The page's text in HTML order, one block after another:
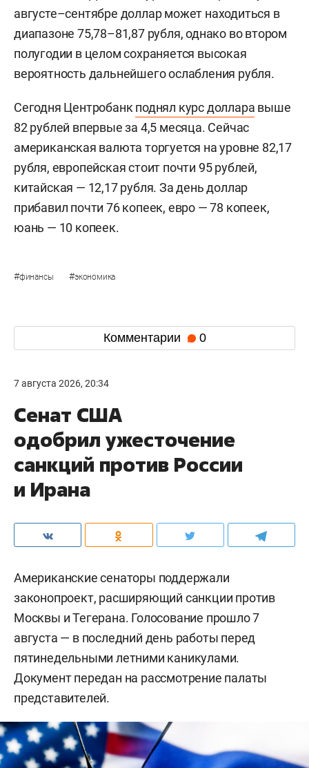
августе–сентябре доллар может находиться в
диапазоне 75,78–81,87 рубля, однако во втором
полугодии в целом сохраняется высокая
вероятность дальнейшего ослабления рубля.
Сегодня Центробанк поднял курс доллара выше
82 рублей впервые за 4,5 месяца. Сейчас
американская валюта торгуется на уровне 82,17
рубля, европейская стоит почти 95 рублей,
китайская — 12,17 рубля. За день доллар
прибавил почти 76 копеек, евро — 78 копеек,
юань — 10 копеек.
#финансы #экономика
Комментарии 0
7 августа 2026, 20:34
Сенат США
одобрил ужесточение
санкций против России
и Ирана
Американские сенаторы поддержали
законопроект, расширяющий санкции против
Москвы и Тегерана. Голосование прошло 7
августа — в последний день работы перед
пятинедельными летними каникулами.
Документ передан на рассмотрение палаты
представителей.